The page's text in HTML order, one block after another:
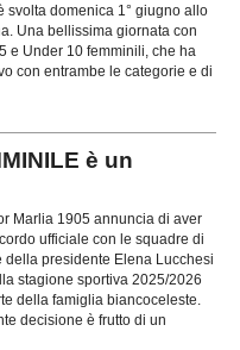
svolta domenica 1° giugno allo
Una bellissima giornata con
e Under 10 femminili, che ha
con entrambe le categorie e di
è un
Marlia 1905 annuncia di aver
ufficiale con le squadre di
della presidente Elena Lucchesi
stagione sportiva 2025/2026
della famiglia biancoceleste.
decisione è frutto di un